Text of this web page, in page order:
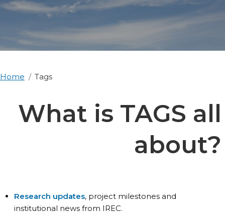
Home Tags
What is TAGS all
about?
Research updates, project milestones and
institutional news from IREC.